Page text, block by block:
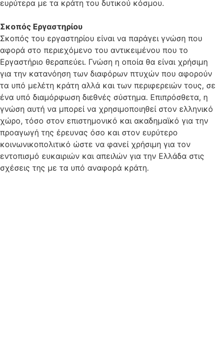
ευρύτερα με τα κράτη του δυτικού κόσμου.
Σκοπός Εργαστηρίου
Σκοπός του εργαστηρίου είναι να παράγει γνώση που
αφορά στο περιεχόμενο του αντικειμένου που το
Εργαστήριο θεραπεύει. Γνώση η οποία θα είναι χρήσιμη
για την κατανόηση των διαφόρων πτυχών που αφορούν
τα υπό μελέτη κράτη αλλά και των περιφερειών τους, σε
ένα υπό διαμόρφωση διεθνές σύστημα. Επιπρόσθετα, η
γνώση αυτή να μπορεί να χρησιμοποιηθεί στον ελληνικό
χώρο, τόσο στον επιστημονικό και ακαδημαϊκό για την
προαγωγή της έρευνας όσο και στον ευρύτερο
κοινωνικοπολιτικό ώστε να φανεί χρήσιμη για τον
εντοπισμό ευκαιριών και απειλών για την Ελλάδα στις
σχέσεις της με τα υπό αναφορά κράτη.